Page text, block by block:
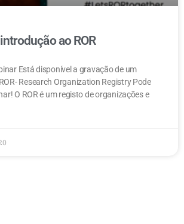
ao ROR
Está disponível a gravação de um
Research Organization Registry Pode
O ROR é um registo de organizações e